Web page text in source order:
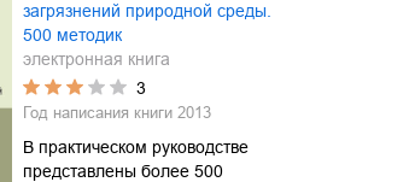
загрязнений природной среды.
500 методик
электронная книга
3
Год написания книги 2013
В практическом руководстве
представлены более 500